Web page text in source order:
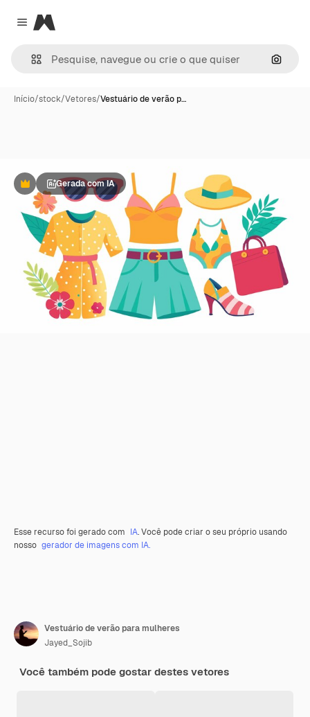
Close menu
Magnific
Início/stock/Vetores/Vestuário de verão p…
PremiumGerada com IA
Esse recurso foi gerado com IA. Você pode criar o seu próprio usando
nosso gerador de imagens com IA.
Vestuário de verão para mulheres
Jayed_Sojib
Você também pode gostar destes vetores